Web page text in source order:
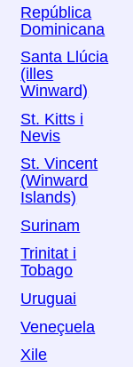
República
Dominicana
Santa Llúcia
(illes
Winward)
St. Kitts i
Nevis
St. Vincent
(Winward
Islands)
Surinam
Trinitat i
Tobago
Uruguai
Veneçuela
Xile